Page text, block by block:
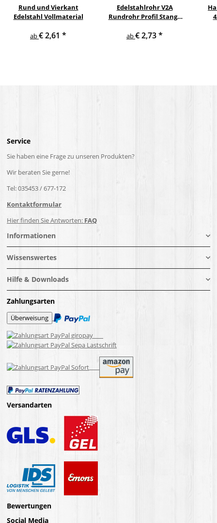
Rund und Vierkant
Edelstahl Vollmaterial
ab€ 2,61 *
Edelstahlrohr V2A
Rundrohr Profil Stange
Durchmessern
ab€ 2,73*
Service
Sie haben eine Frage zu unseren Produkten?
Wir beraten Sie gerne!
Tel: 035453 / 677-172
Kontaktformular
Hier finden Sie Antworten: FAQ
Informationen
Wissenswertes
Hilfe & Downloads
Zahlungsarten
Versandarten
Bewertungen
Social Media